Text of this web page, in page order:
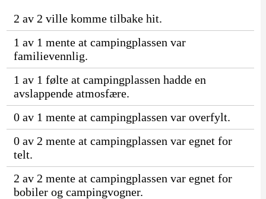
2 av 2 ville komme tilbake hit.
1 av 1 mente at campingplassen var
familievennlig.
1 av 1 følte at campingplassen hadde en
avslappende atmosfære.
0 av 1 mente at campingplassen var overfylt.
0 av 2 mente at campingplassen var egnet for
telt.
2 av 2 mente at campingplassen var egnet for
bobiler og campingvogner.